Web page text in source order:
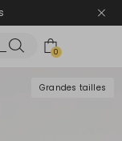
0
Grandes tailles